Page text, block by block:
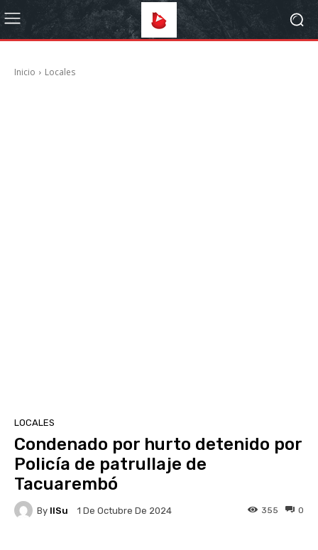
Inicio Locales
LOCALES
Condenado por hurto detenido por
Policía de patrullaje de
Tacuarembó
By IlSu 1 De Octubre De 2024 0
355